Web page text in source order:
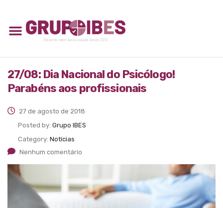
27/08: Dia Nacional do Psicólogo!
Parabéns aos profissionais
27 de agosto de 2018
Posted by: Grupo IBES
Category: Notícias
Nenhum comentário